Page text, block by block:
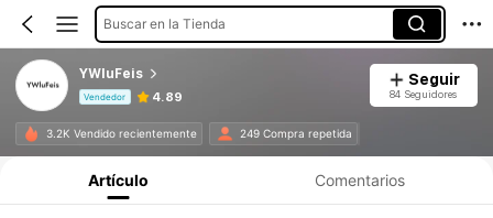
Buscar en la Tienda
YWluFeis
Vendedor 4.89
Seguir
84 Seguidores
3.2K Vendido recientemente 249 Compra repetida
Artículo Comentarios